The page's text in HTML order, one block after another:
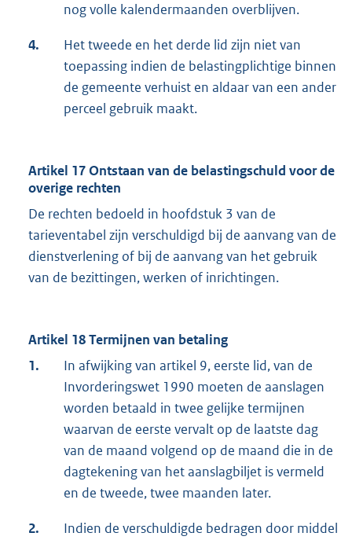
nog volle kalendermaanden overblijven.
4.
Het tweede en het derde lid zijn niet van
toepassing indien de belastingplichtige binnen
de gemeente verhuist en aldaar van een ander
perceel gebruik maakt.
Artikel 17 Ontstaan van de belastingschuld voor de
overige rechten
De rechten bedoeld in hoofdstuk 3 van de
tarieventabel zijn verschuldigd bij de aanvang van de
dienstverlening of bij de aanvang van het gebruik
van de bezittingen, werken of inrichtingen.
Artikel 18 Termijnen van betaling
1.
In afwijking van artikel 9, eerste lid, van de
Invorderingswet 1990 moeten de aanslagen
worden betaald in twee gelijke termijnen
waarvan de eerste vervalt op de laatste dag
van de maand volgend op de maand die in de
dagtekening van het aanslagbiljet is vermeld
en de tweede, twee maanden later.
2.
Indien de verschuldigde bedragen door middel